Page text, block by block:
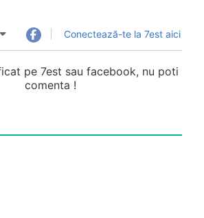
Conectează-te la 7est aici
pe 7est sau facebook, nu poti
comenta !